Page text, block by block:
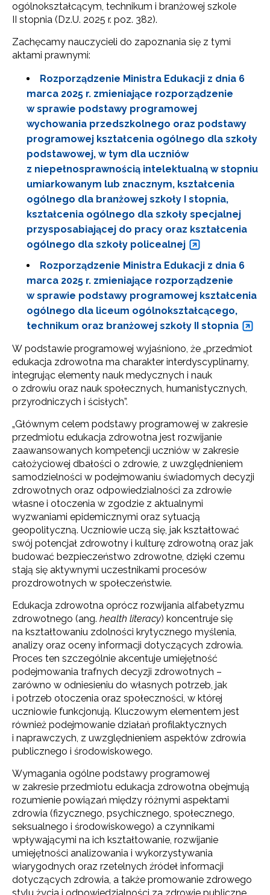
ogólnokształcącym, technikum i branżowej szkole
II stopnia (Dz.U. 2025 r. poz. 382).
Zachęcamy nauczycieli do zapoznania się z tymi
aktami prawnymi:
Rozporządzenie Ministra Edukacji z dnia 6
marca 2025 r. zmieniające rozporządzenie
w sprawie podstawy programowej
wychowania przedszkolnego oraz podstawy
programowej kształcenia ogólnego dla szkoły
podstawowej, w tym dla uczniów
z niepełnosprawnością intelektualną w stopniu
umiarkowanym lub znacznym, kształcenia
ogólnego dla branżowej szkoły I stopnia,
kształcenia ogólnego dla szkoły specjalnej
przysposabiającej do pracy oraz kształcenia
ogólnego dla szkoły policealnej
Rozporządzenie Ministra Edukacji z dnia 6
marca 2025 r. zmieniające rozporządzenie
w sprawie podstawy programowej kształcenia
ogólnego dla liceum ogólnokształcącego,
technikum oraz branżowej szkoły II stopnia
W podstawie programowej wyjaśniono, że „przedmiot
edukacja zdrowotna ma charakter interdyscyplinarny,
integrując elementy nauk medycznych i nauk
o zdrowiu oraz nauk społecznych, humanistycznych,
przyrodniczych i ścisłych”.
„Głównym celem podstawy programowej w zakresie
przedmiotu edukacja zdrowotna jest rozwijanie
zaawansowanych kompetencji uczniów w zakresie
całożyciowej dbałości o zdrowie, z uwzględnieniem
samodzielności w podejmowaniu świadomych decyzji
zdrowotnych oraz odpowiedzialności za zdrowie
własne i otoczenia w zgodzie z aktualnymi
wyzwaniami epidemicznymi oraz sytuacją
geopolityczną. Uczniowie uczą się, jak kształtować
swój potencjał zdrowotny i kulturę zdrowotną oraz jak
budować bezpieczeństwo zdrowotne, dzięki czemu
stają się aktywnymi uczestnikami procesów
prozdrowotnych w społeczeństwie.
Edukacja zdrowotna oprócz rozwijania alfabetyzmu
zdrowotnego (ang. health literacy) koncentruje się
na kształtowaniu zdolności krytycznego myślenia,
analizy oraz oceny informacji dotyczących zdrowia.
Proces ten szczególnie akcentuje umiejętność
podejmowania trafnych decyzji zdrowotnych –
zarówno w odniesieniu do własnych potrzeb, jak
i potrzeb otoczenia oraz społeczności, w której
uczniowie funkcjonują. Kluczowym elementem jest
również podejmowanie działań profilaktycznych
i naprawczych, z uwzględnieniem aspektów zdrowia
publicznego i środowiskowego.
Wymagania ogólne podstawy programowej
w zakresie przedmiotu edukacja zdrowotna obejmują
rozumienie powiązań między różnymi aspektami
zdrowia (fizycznego, psychicznego, społecznego,
seksualnego i środowiskowego) a czynnikami
wpływającymi na ich kształtowanie, rozwijanie
umiejętności analizowania i wykorzystywania
wiarygodnych oraz rzetelnych źródeł informacji
dotyczących zdrowia, a także promowanie zdrowego
Newsletter ORE